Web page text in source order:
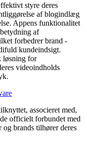
styre deres
af blogindlæg
Appens funktionalitet
af
forbedrer brand -
kundeindsigt.
løsning for
videoindholds
associeret med,
officielt forbundet med
brands tilhører deres